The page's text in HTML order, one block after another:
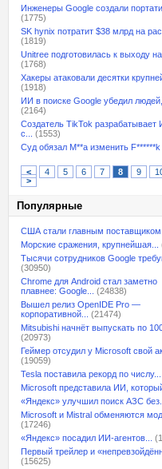
Инженеры Google создали
(1775)
SK hynix потратит $38 млрд на
(1819)
Unitree подготовилась к выходу
(1768)
Хакеры атаковали десятки
(1918)
ИИ в поиске Google убедил людей,
(2164)
Создатель TikTok
с...
(1553)
Суд обязал M**a изменить F******k
< 4 5 6 7 8 9
>
Популярные
США стали главным
Морские сражения, крупнейшая...
Тысячи сотрудников Google
(30950)
Chrome для Android стал заметно
плавнее: Google...
(24838)
Вышел релиз OpenIDE Pro —
корпоративной...
(21474)
Mitsubishi начнёт выпускать по
(20973)
Геймер отсудил у Microsoft свой
(19059)
Tesla поставила рекорд по числу...
Microsoft представила ИИ,
«Яндекс» улучшил поиск АЗС без...
Microsoft и Mistral обменяются
(17246)
«Яндекс» посадил ИИ-агентов...
Первый трейлер и
(15625)